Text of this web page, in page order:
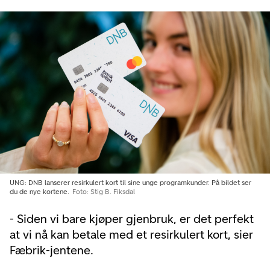
- Siden vi bare kjøper gjenbruk, er det perfekt
at vi nå kan betale med et resirkulert kort, sier
Fæbrik-jentene.
UNG: DNB lanserer resirkulert kort til sine unge programkunder. På bildet ser
du de nye kortene.
Foto: Stig B. Fiksdal